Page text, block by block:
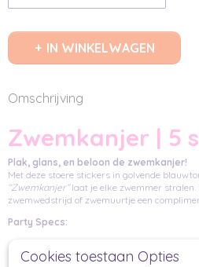
IN WINKELWAGEN
Omschrijving
Zwemkanjer | 5
Plak, glans, en beloon de zwemkanjer!
Met deze stoere stickers in golvende
“Zwemkanjer”laat je elke zwemmer stralen.
zwemwedstrijd of zwemuurtje een
Party Specs:
Cookies toestaan Opties